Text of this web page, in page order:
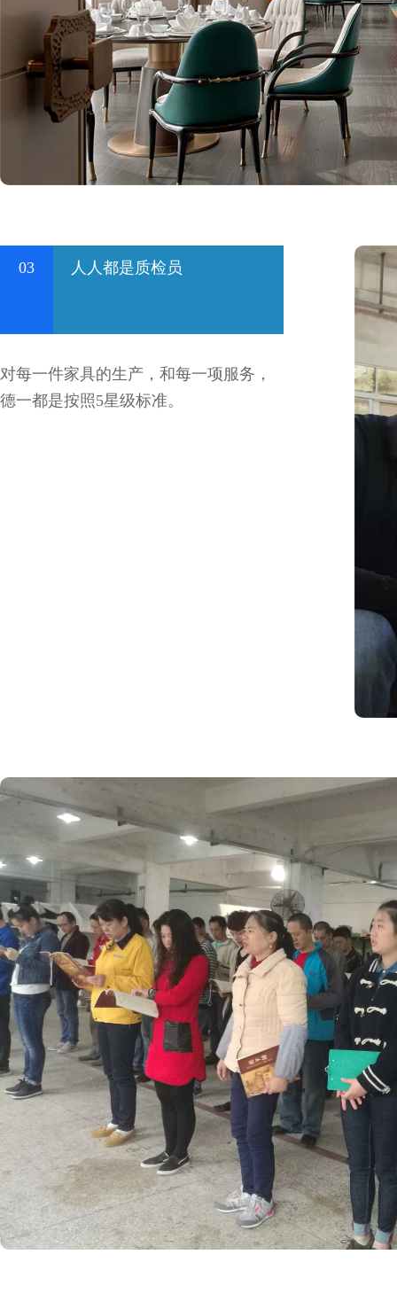
03 人人都是质检员
对每一件家具的生产，和每一项服务，
德一都是按照5星级标准。